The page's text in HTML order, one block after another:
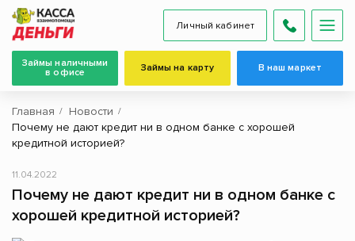
Личный кабинет
Займы наличными
в офисе
Займы на карту В наш маркет
Главная
Новости
Почему не дают кредит ни в одном банке с хорошей
кредитной историей?
Почему не дают кредит ни в одном банке с
хорошей кредитной историей?
11.04.2022